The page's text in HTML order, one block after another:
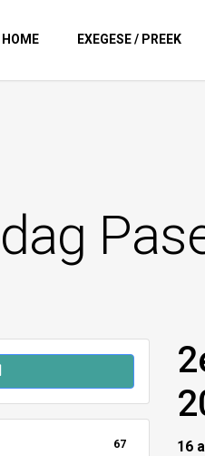
HOME EXEGESE / PREEK
67
16